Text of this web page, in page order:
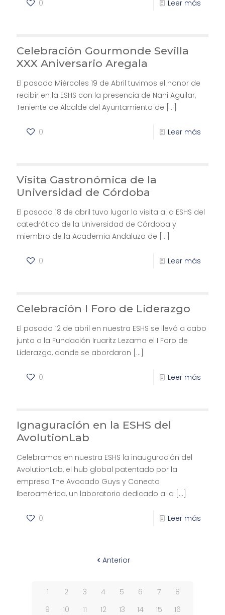
0 Leer más
Celebración Gourmonde Sevilla
XXX Aniversario Aregala
El pasado Miércoles 19 de Abril tuvimos el honor de
recibir en la ESHS con la presencia de Nani Aguilar,
Teniente de Alcalde del Ayuntamiento de […]
0 Leer más
Visita Gastronómica de la
Universidad de Córdoba
El pasado 18 de abril tuvo lugar la visita a la ESHS del
catedrático de la Universidad de Córdoba y
miembro de la Academia Andaluza de […]
0 Leer más
Celebración I Foro de Liderazgo
El pasado 12 de abril en nuestra ESHS se llevó a cabo
junto a la Fundación Iruaritz Lezama el I Foro de
Liderazgo, donde se abordaron […]
0 Leer más
Ignaguración en la ESHS del
AvolutionLab
Celebramos en nuestra ESHS la inauguración del
AvolutionLab, el hub global patentado por la
empresa The Avocado Guys y Conecta
Iberoamérica, un laboratorio dedicado a la […]
0 Leer más
Anterior
1 2 3 4 5 6 7
8
9
10 11 12 13 14 15
16